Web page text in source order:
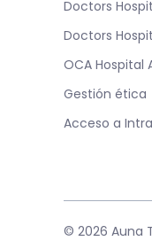
Doctors
Doctors
OCA Hospital
Gestión ética
Acceso a
© 2026 Auna